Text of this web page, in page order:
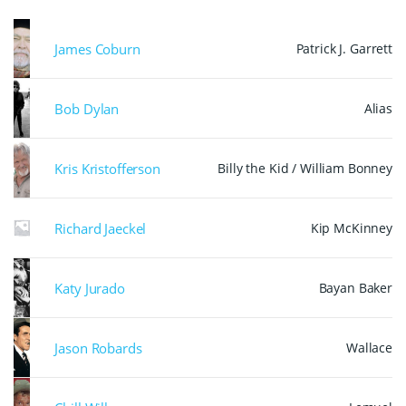
James Coburn Patrick J. Garrett
Bob Dylan Alias
Kris Kristofferson Billy the Kid / William Bonney
Richard Jaeckel Kip McKinney
Katy Jurado Bayan Baker
Jason Robards Wallace